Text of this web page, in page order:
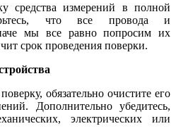
средства измерений в полной
что все провода и
мы все равно попросим их
срок проведения поверки.
обязательно очистите его
Дополнительно убедитесь,
электрических или